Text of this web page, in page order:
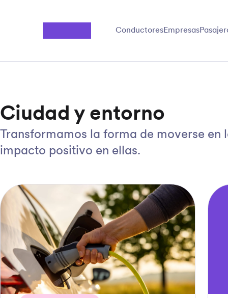
ConductoresEmpresas
Ciudad y entorno
Transformamos la forma de moverse en
impacto positivo en ellas.